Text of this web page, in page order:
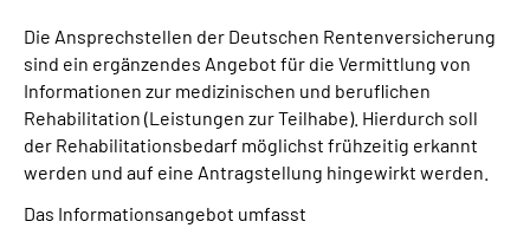
Suche
Language
Inhalte in Gebärdensprache (DGS)
Die Ansprechstellen der Deutschen Rentenversicherung
sind ein ergänzendes Angebot für die Vermittlung von
Informationen zur medizinischen und beruflichen
Rehabilitation (Leistungen zur Teilhabe). Hierdurch soll
der Rehabilitationsbedarf möglichst frühzeitig erkannt
werden und auf eine Antragstellung hingewirkt werden.
Das Informationsangebot umfasst